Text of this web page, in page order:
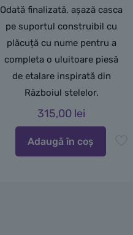
Odată finalizată, așază casca
pe suportul construibil cu
plăcuță cu nume pentru a
completa o uluitoare piesă
de etalare inspirată din
Războiul stelelor.
315,00 lei
Adaugă în coș